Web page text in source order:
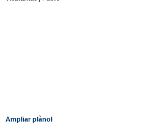
Ampliar plànol